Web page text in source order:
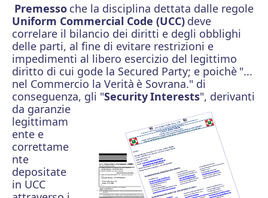
Premesso che la disciplina dettata dalle regole
Uniform Commercial Code (UCC) deve
correlare il bilancio dei diritti e degli obblighi
delle parti, al fine di evitare restrizioni e
impedimenti al libero esercizio del legittimo
diritto di cui gode la Secured Party; e poichè "...
nel Commercio la Verità è Sovrana." di
conseguenza, gli "SecurityInterests", derivanti
da garanzie
legittimam
ente e
correttame
nte
depositate
in UCC